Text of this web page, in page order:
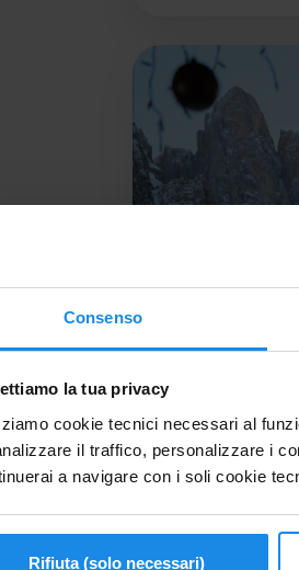
Consenso
la tua privacy
cookie tecnici necessari al
il traffico, personalizzare i
a navigare con i soli cookie
Rifiuta (solo necessari)